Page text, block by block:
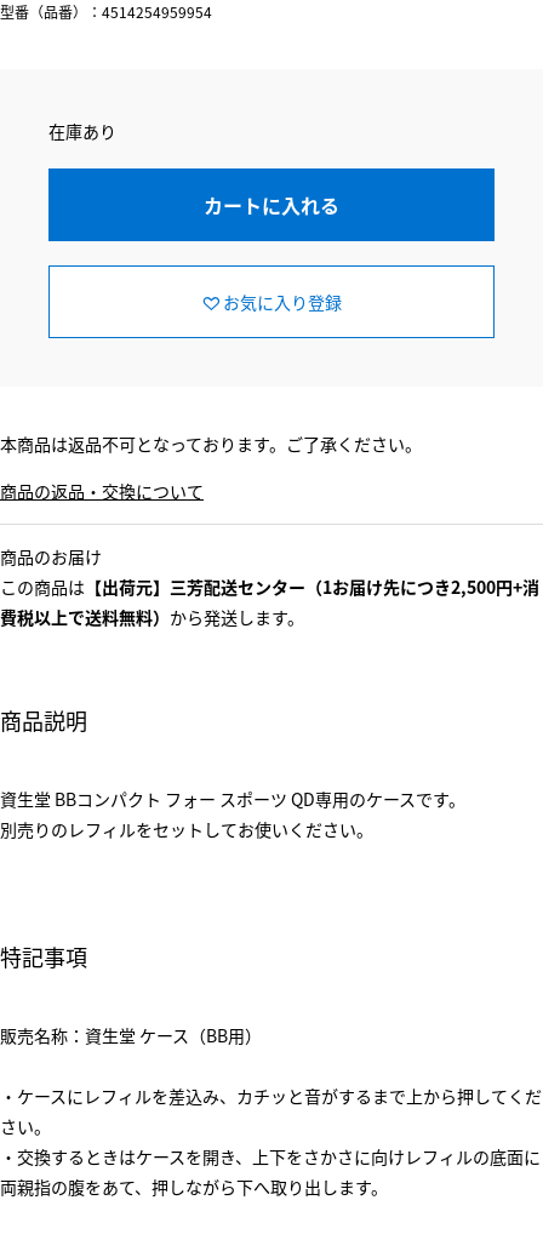
型番（品番）：4514254959954
在庫あり
カートに入れる
お気に入り登録
本商品は返品不可となっております。ご了承ください。
商品の返品・交換について
商品のお届け
この商品は 【出荷元】三芳配送センター（1お届け先につき2,500円+消
費税以上で送料無料） から発送します。
商品説明
資生堂 BBコンパクト フォー スポーツ QD専用のケースです。
別売りのレフィルをセットしてお使いください。
特記事項
販売名称：資生堂 ケース（BB用）
・ケースにレフィルを差込み、カチッと音がするまで上から押してくだ
さい。
・交換するときはケースを開き、上下をさかさに向けレフィルの底面に
両親指の腹をあて、押しながら下へ取り出します。